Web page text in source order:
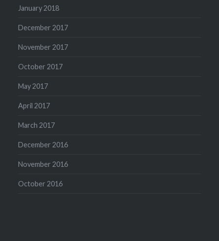
January 2018
December 2017
November 2017
October 2017
May 2017
April 2017
March 2017
December 2016
November 2016
October 2016